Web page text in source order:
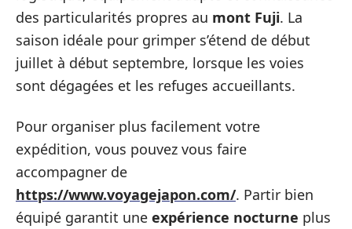
des particularités propres au mont Fuji. La
saison idéale pour grimper s’étend de début
juillet à début septembre, lorsque les voies
sont dégagées et les refuges accueillants.
Pour organiser plus facilement votre
expédition, vous pouvez vous faire
accompagner de
https://www.voyagejapon.com/. Partir bien
équipé garantit une expérience nocturne plus